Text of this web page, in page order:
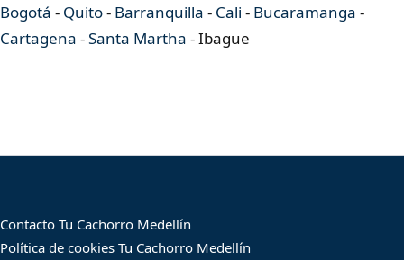
Bogotá - Quito- Barranquilla - Cali - Bucaramanga -
Cartagena -Santa Martha - Ibague
Contacto Tu Cachorro Medellín
Política de cookies Tu Cachorro Medellín